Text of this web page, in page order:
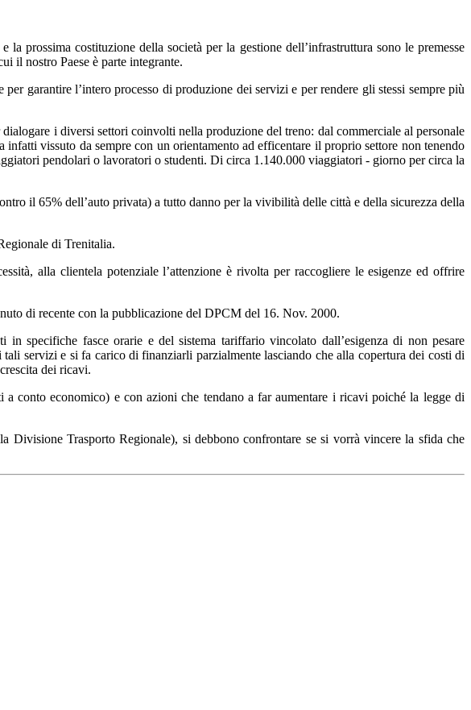
prossima costituzione della società per la gestione dell’infrastruttura sono le premesse
il nostro Paese è parte integrante.
garantire l’intero processo di produzione dei servizi e per rendere gli stessi sempre più
i diversi settori coinvolti nella produzione del treno: dal commerciale al personale
vissuto da sempre con un orientamento ad efficentare il proprio settore non tenendo
pendolari o lavoratori o studenti. Di circa 1.140.000 viaggiatori - giorno per circa la
il 65% dell’auto privata) a tutto danno per la vivibilità delle città e della sicurezza della
di Trenitalia.
alla clientela potenziale l’attenzione è rivolta per raccogliere le esigenze ed offrire
di recente con la pubblicazione del DPCM del 16. Nov. 2000.
specifiche fasce orarie e del sistema tariffario vincolato dall’esigenza di non pesare
servizi e si fa carico di finanziarli parzialmente lasciando che alla copertura dei costi di
dei ricavi.
conto economico) e con azioni che tendano a far aumentare i ricavi poiché la legge di
Trasporto Regionale), si debbono confrontare se si vorrà vincere la sfida che